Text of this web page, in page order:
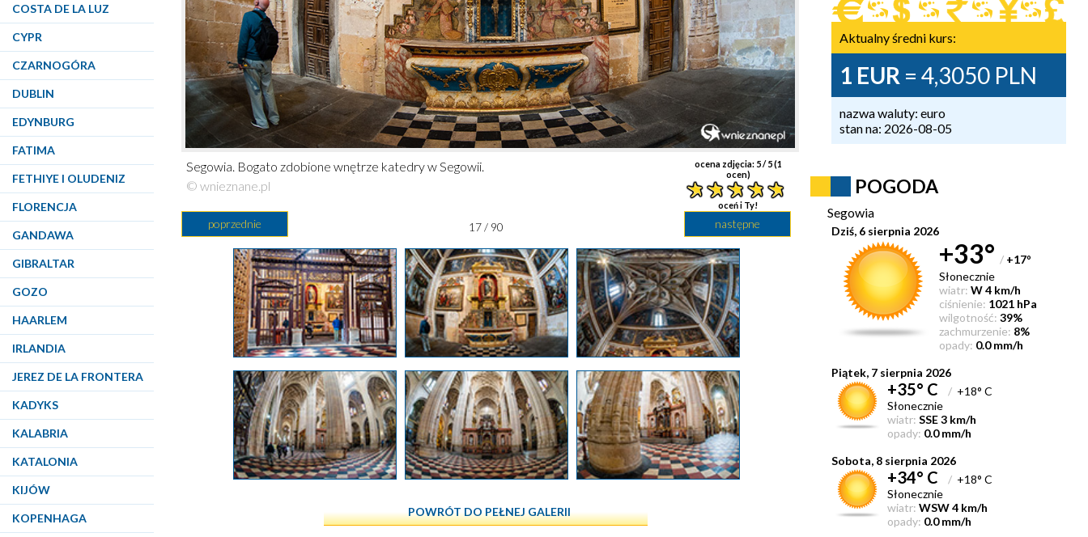
COSTA DE LA LUZ
CYPR
CZARNOGÓRA
DUBLIN
EDYNBURG
FATIMA
FETHIYE I OLUDENIZ
FLORENCJA
GANDAWA
GIBRALTAR
GOZO
HAARLEM
IRLANDIA
JEREZ DE LA FRONTERA
KADYKS
KALABRIA
KATALONIA
KIJÓW
KOPENHAGA
ocena zdjęcia: 5/ 5 (1
ocen)
oceń i Ty!
Segowia. Bogato zdobione wnętrze katedry w Segowii.
© wnieznane.pl
poprzednie następne
17 / 90
POWRÓT DO PEŁNEJ GALERII
Aktualny średni kurs:
1 EUR = 4,3050 PLN
nazwa waluty: euro
stan na: 2026-08-05
POGODA
Segowia
Dziś, 6 sierpnia 2026
+33° / +17°
Słonecznie
wiatr: W 4 km/h
ciśnienie: 1021 hPa
wilgotność: 39%
zachmurzenie: 8%
opady: 0.0 mm/h
Piątek, 7 sierpnia 2026
+35° C / +18° C
Słonecznie
wiatr: SSE 3 km/h
opady: 0.0 mm/h
Sobota, 8 sierpnia 2026
+34° C / +18° C
Słonecznie
wiatr: WSW 4 km/h
opady: 0.0 mm/h